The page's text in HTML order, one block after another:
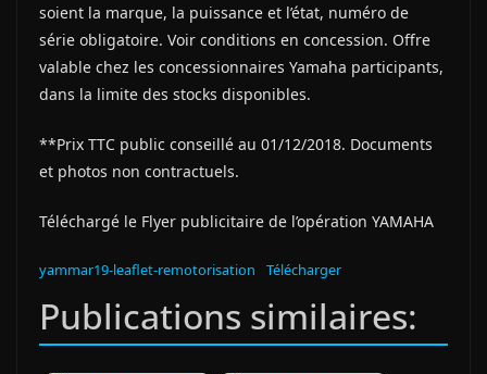
soient la marque, la puissance et l’état, numéro de
série obligatoire. Voir conditions en concession. Offre
valable chez les concessionnaires Yamaha participants,
dans la limite des stocks disponibles.
**Prix TTC public conseillé au 01/12/2018. Documents
et photos non contractuels.
Téléchargé le Flyer publicitaire de l’opération YAMAHA
yammar19-leaflet-remotorisation Télécharger
Publications similaires: